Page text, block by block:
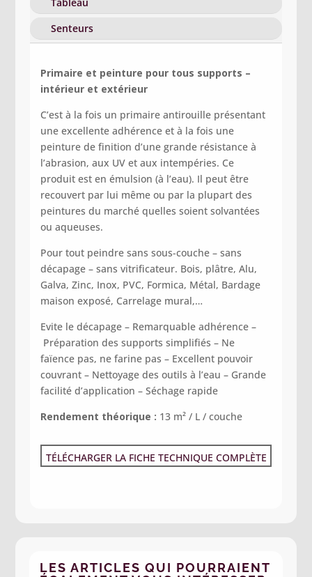
Senteurs
Primaire et peinture pour tous supports –
intérieur et extérieur
C’est à la fois un primaire antirouille présentant
une excellente adhérence et à la fois une
peinture de finition d’une grande résistance à
l’abrasion, aux UV et aux intempéries. Ce
produit est en émulsion (à l’eau). Il peut être
recouvert par lui même ou par la plupart des
peintures du marché quelles soient solvantées
ou aqueuses.
Pour tout peindre sans sous-couche – sans
décapage – sans vitrificateur. Bois, plâtre, Alu,
Galva, Zinc, Inox, PVC, Formica, Métal, Bardage
maison exposé, Carrelage mural,…
Evite le décapage – Remarquable adhérence –
Préparation des supports simplifiés – Ne
faïence pas, ne farine pas – Excellent pouvoir
couvrant – Nettoyage des outils à l’eau – Grande
facilité d’application – Séchage rapide
Rendement théorique : 13 m² / L / couche
TÉLÉCHARGER LA FICHE TECHNIQUE COMPLÈTE
LES ARTICLES QUI POURRAIENT